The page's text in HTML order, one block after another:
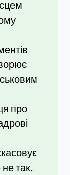
про
так.